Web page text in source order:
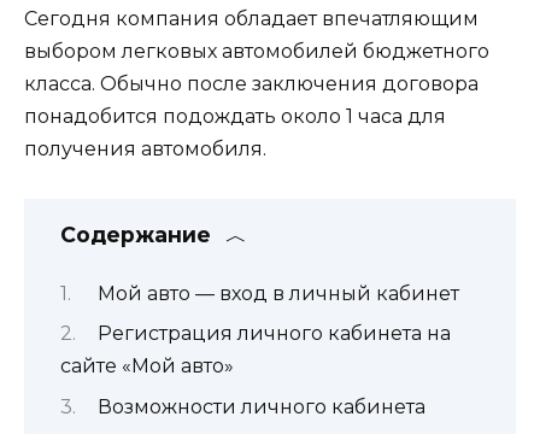
Сегодня компания обладает впечатляющим
выбором легковых автомобилей бюджетного
класса. Обычно после заключения договора
понадобится подождать около 1 часа для
получения автомобиля.
Содержание
Мой авто — вход в личный кабинет
Регистрация личного кабинета на
сайте «Мой авто»
Возможности личного кабинета